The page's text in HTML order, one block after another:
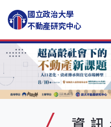
國立政治大學
不動產研究中心